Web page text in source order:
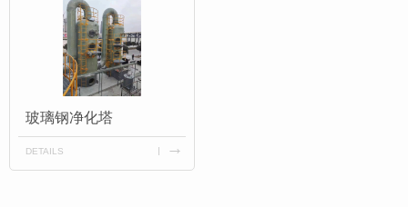
玻璃钢净化塔
DETAILS